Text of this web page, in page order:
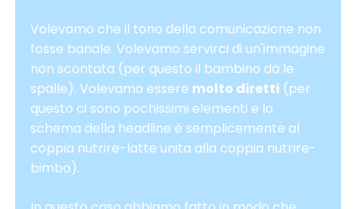
Volevamo che il tono della comunicazione non
fosse banale. Volevamo servirci di un'immagine
non scontata (per questo il bambino dà le
spalle). Volevamo essere molto diretti (per
questo ci sono pochissimi elementi e lo
schema della headline è semplicemente al
coppia nutrire-latte unita alla coppia nutrire-
bimbo).